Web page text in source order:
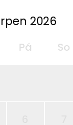
2026
Pá So